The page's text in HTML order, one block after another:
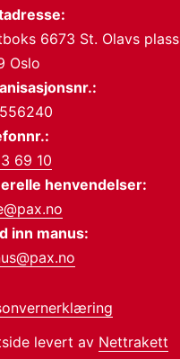
6673 St. Olavs plass
Oslo
69 10
henvendelser:
inn manus:
levert av Nettrakett